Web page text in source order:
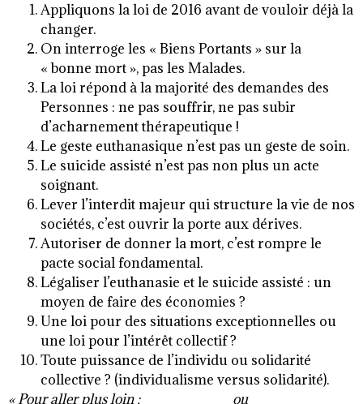
Appliquons la loi de 2016 avant de vouloir déjà la
changer.
On interroge les « Biens Portants » sur la
« bonne mort », pas les Malades.
La loi répond à la majorité des demandes des
Personnes : ne pas souffrir, ne pas subir
d’acharnement thérapeutique !
Le geste euthanasique n’est pas un geste de soin.
Le suicide assisté n’est pas non plus un acte
soignant.
Lever l’interdit majeur qui structure la vie de nos
sociétés, c’est ouvrir la porte aux dérives.
Autoriser de donner la mort, c’est rompre le
pacte social fondamental.
Légaliser l’euthanasie et le suicide assisté : un
moyen de faire des économies ?
Une loi pour des situations exceptionnelles ou
une loi pour l’intérêt collectif ?
Toute puissance de l’individu ou solidarité
collective ? (individualisme versus solidarité).
« Pour aller plus loin :
ou